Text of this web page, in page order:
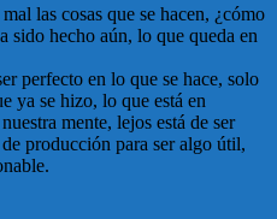
las cosas que se hacen, ¿cómo
sido hecho aún, lo que queda en
perfecto en lo que se hace, solo
ya se hizo, lo que está en
mente, lejos está de ser
producción para ser algo útil,